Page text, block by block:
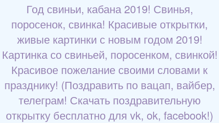
Год свиньи, кабана 2019! Свинья,
поросенок, свинка! Красивые открытки,
живые картинки с новым годом 2019!
Картинка со свиньей, поросенком, свинкой!
Красивое пожелание своими словами к
празднику! (Поздравить по вацап, вайбер,
телеграм! Скачать поздравительную
открытку бесплатно для vk, ok, facebook!)